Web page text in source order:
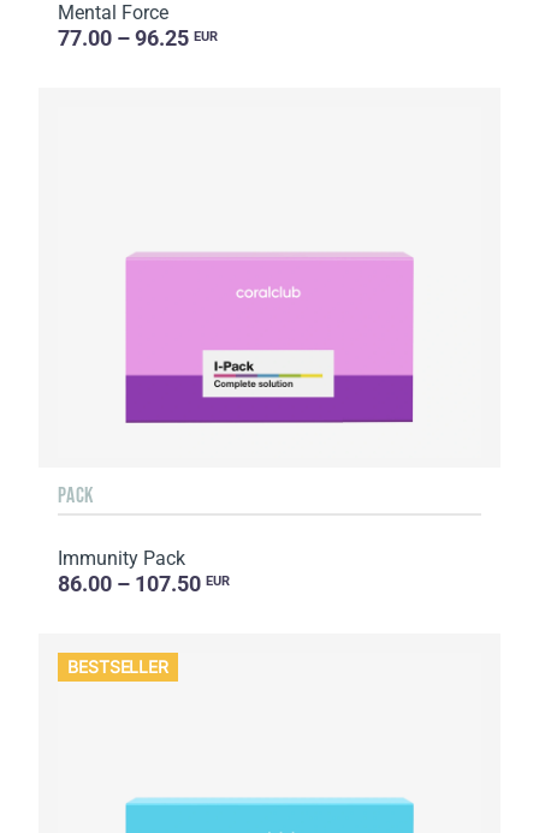
Mental Force
77.00 – 96.25 EUR
PACK
Immunity Pack
86.00 – 107.50 EUR
BESTSELLER